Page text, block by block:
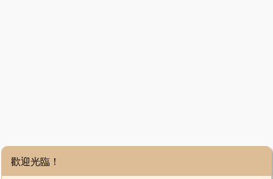
歡迎光臨！